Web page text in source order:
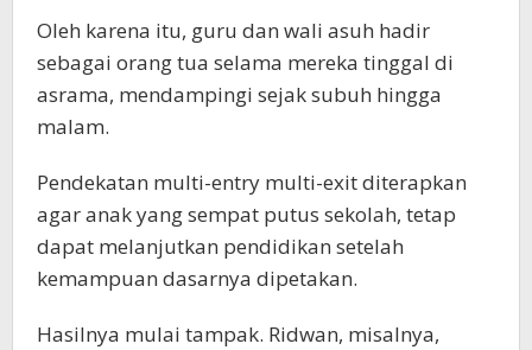
Oleh karena itu, guru dan wali asuh hadir
sebagai orang tua selama mereka tinggal di
asrama, mendampingi sejak subuh hingga
malam.
Pendekatan multi-entry multi-exit diterapkan
agar anak yang sempat putus sekolah, tetap
dapat melanjutkan pendidikan setelah
kemampuan dasarnya dipetakan.
Hasilnya mulai tampak. Ridwan, misalnya,